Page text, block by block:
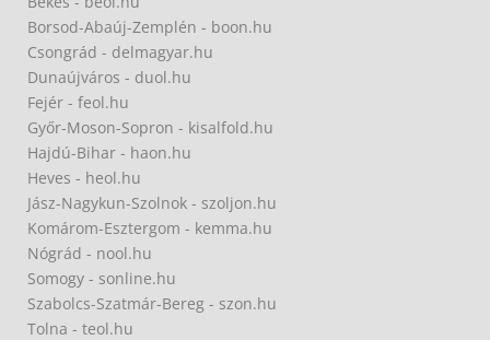
Borsod-Abaúj-Zemplén - boon.hu
Csongrád - delmagyar.hu
Dunaújváros - duol.hu
Fejér - feol.hu
Győr-Moson-Sopron - kisalfold.hu
Hajdú-Bihar - haon.hu
Heves - heol.hu
Jász-Nagykun-Szolnok - szoljon.hu
Komárom-Esztergom - kemma.hu
Nógrád - nool.hu
Somogy - sonline.hu
Szabolcs-Szatmár-Bereg - szon.hu
Tolna - teol.hu